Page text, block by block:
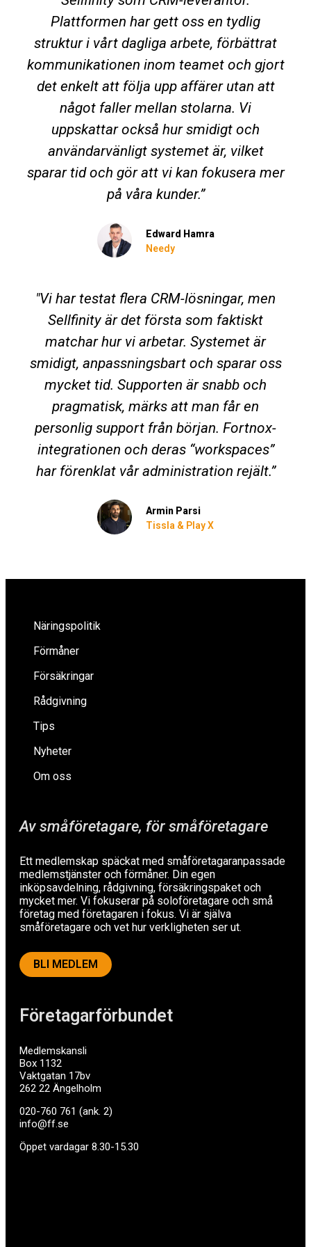
Plattformen har gett oss en tydlig
struktur i vårt dagliga arbete, förbättrat
kommunikationen inom teamet och gjort
det enkelt att följa upp affärer utan att
något faller mellan stolarna. Vi
uppskattar också hur smidigt och
användarvänligt systemet är, vilket
sparar tid och gör att vi kan fokusera mer
på våra kunder.”
Edward Hamra
Needy
"Vi har testat flera CRM-lösningar, men
Sellfinity är det första som faktiskt
matchar hur vi arbetar. Systemet är
smidigt, anpassningsbart och sparar oss
mycket tid. Supporten är snabb och
pragmatisk, märks att man får en
personlig support från början. Fortnox-
integrationen och deras “workspaces”
har förenklat vår administration rejält.”
Armin Parsi
Tissla & Play X
Företagarförbundet
Medlemskansli
Box 1132
Vaktgatan 17bv
262 22 Ängelholm
020-760 761 (ank. 2)
info@ff.se
Öppet vardagar 8.30-15.30
Av småföretagare, för småföretagare
Ett medlemskap späckat med småföretagaranpassade
medlemstjänster och förmåner. Din egen
inköpsavdelning, rådgivning, försäkringspaket och
mycket mer. Vi fokuserar på soloföretagare och små
företag med företagaren i fokus. Vi är själva
småföretagare och vet hur verkligheten ser ut.
BLI MEDLEM
Näringspolitik
Förmåner
Försäkringar
Rådgivning
Tips
Nyheter
Om oss